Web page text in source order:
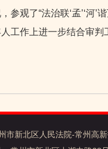
了“法治联‘孟’‘河’
工作上进一步结合审
市新北区人民法院-常州高